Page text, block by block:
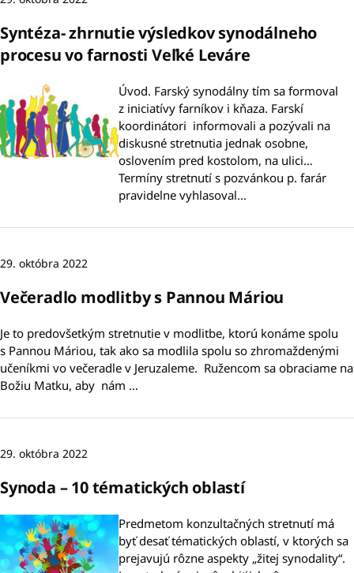
Syntéza- zhrnutie výsledkov synodálneho
procesu vo farnosti Veľké Leváre
Úvod. Farský synodálny tím sa formoval
z iniciatívy farníkov i kňaza. Farskí
koordinátori informovali a pozývali na
diskusné stretnutia jednak osobne,
oslovením pred kostolom, na ulici…
Termíny stretnutí s pozvánkou p. farár
pravidelne vyhlasoval…
29. októbra 2022
Večeradlo modlitby s Pannou Máriou
Je to predovšetkým stretnutie v modlitbe, ktorú konáme spolu
s Pannou Máriou, tak ako sa modlila spolu so zhromaždenými
učeníkmi vo večeradle v Jeruzaleme. Ružencom sa obraciame na
Božiu Matku, aby nám …
29. októbra 2022
Synoda – 10 tématických oblastí
Predmetom konzultačných stretnutí má
byť desať tématických oblastí, v ktorých sa
prejavujú rôzne aspekty „žitej synodality“.